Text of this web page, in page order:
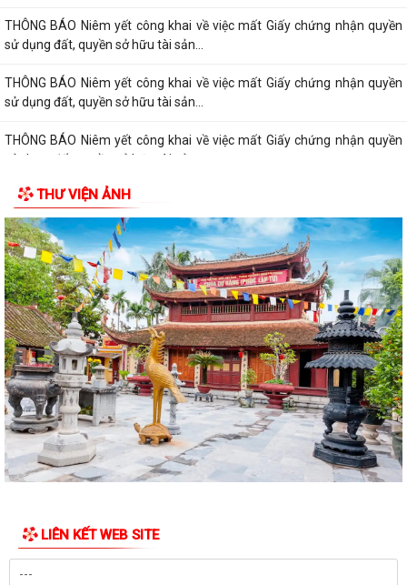
THÔNG BÁO Niêm yết công khai về việc mất Giấy chứng nhận quyền
sử dụng đất, quyền sở hữu tài sản...
THÔNG BÁO Niêm yết công khai về việc mất Giấy chứng nhận quyền
sử dụng đất, quyền sở hữu tài sản...
THÔNG BÁO Niêm yết công khai về việc mất Giấy chứng nhận quyền
sử dụng đất, quyền sở hữu tài sản...
Thông báo về việc làm lại giấy ủy quyền lĩnh trợ cấp cho các đối tượng
Bảo trợ xã hội và bổ sung...
Công văn số 2968/QLD-MP ngày 31/7/2026 của Cục quản lý Dược -
Bộ Y tế về việc đình chỉ lưu hành,...
Công văn v/v đình chỉ lưu hành, thu hồi và tiêu hủy mỹ phẩm vi phạm
Công văn v/v thực hiện liên thông dữ liệu khám sức khỏe định kỳ,
khám sàng lọc
Công văn số 186/KH- UBND Triển khai thực hiện Chương trình quốc gia
về an toàn trong sử dụng điện...
Quyết định số: 55 /2026/QĐ-UBND TP Quy định hệ số điều chỉnh mức
thu nhập đủ điều kiện để được mua,...
tiếp tục triển khai thực hiện công...
Thông báo số 3829/TB-UBND của xã An Hưng Về việc yêu cầu chấm
THƯ VIỆN ẢNH
LIÊN KẾT WEB SITE